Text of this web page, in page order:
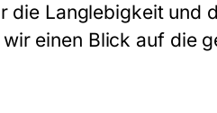
die Langlebigkeit und
einen Blick auf die